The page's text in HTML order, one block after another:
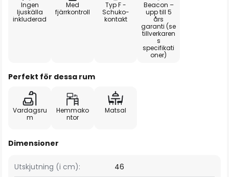
Ingen
ljuskälla
inkluderad
Med
fjärrkontroll
Typ F -
Schuko-
kontakt
Beacon –
upp till 5
års
garanti (se
tillverkaren
s
specifikati
oner)
Perfekt för dessa rum
Vardagsru
m
Hemmako
ntor
Matsal
Dimensioner
Utskjutning (i cm):
46